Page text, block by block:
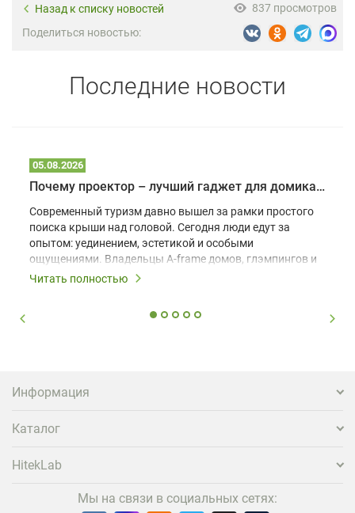
Назад к списку новостей
837 просмотров
Поделиться новостью:
Последние новости
05.08.2026
Почему проектор – лучший гаджет для домика в глэмпинге
Современный туризм давно вышел за рамки простого
поиска крыши над головой. Сегодня люди едут за
опытом: уединением, эстетикой и особыми
ощущениями. Владельцы A-frame домов, глэмпингов и
шале понимают, что конкуренция растет, и
вернуться и поделиться впечатлениями в соцсетях,
проектора.
Читать полностью
Информация
Каталог
HitekLab
Мы на связи в социальных сетях: